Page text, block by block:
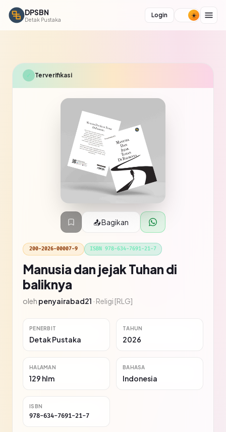
DPSBN
Detak Pustaka
Login
✓ Terverifikasi
📤 Bagikan
200-2026-00007-9 ISBN 978-634-7691-21-7
Manusia dan jejak Tuhan di
baliknya
oleh penyairabad21 · Religi [RLG]
PENERBIT
Detak Pustaka
TAHUN
2026
HALAMAN
129 hlm
BAHASA
Indonesia
ISBN
978-634-7691-21-7